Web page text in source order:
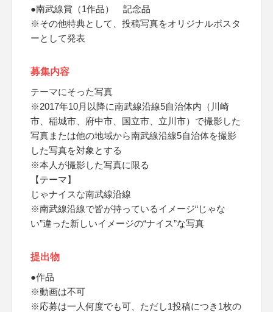
●南武線賞（1作品） 記念品
※その他特典として、投稿写真をオリジナルポスタ
ーとして発表
募集内容
テーマにそった写真
※2017年10月以降に南武線沿線5自治体内（川崎
市、稲城市、府中市、国立市、立川市）で撮影した
写真または他の地域から南武線沿線5自治体を撮影
した写真を対象とする
※本人が撮影した写真に限る
【テーマ】
じゃナイスな南武線沿線
※南武線沿線で皆が持っているイメージ“じゃな
い”違った新しいイメージの“ナイス”な写真
提出物
●作品
※動画は不可
※応募は一人何度でも可、ただし1投稿につき1枚の